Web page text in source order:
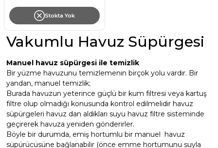
e Pool Expert
Havuz Filtre
Havuz Kış Kimyasalı
Kalsiyum Hipoklorit
Süper Pool
Bahçe Süs Havuzu
Endüstriyel Blower
Ayak Havuzu
Bahçe Havuz
Stokta Yok
Vakumlu Havuz Süpürgesi
Manuel havuz süpürgesi ile temizlik
Bir yüzme havuzunu temizlemenin birçok yolu vardır. Bir
yandan, manuel temizlik;
Burada havuzun yeterince güçlü bir kum filtresi veya kartuş
filtre olup olmadığı konusunda kontrol edilmelidir havuz
süpürgeleri havuz dan aldıkları suyu havuz filtre sisteminde
geçirerek havuza yeniden gönderirler.
Böyle bir durumda, emiş hortumlu bir manuel havuz
süpürücüsüne bağlanabilir (önce emme hortumunu suyla